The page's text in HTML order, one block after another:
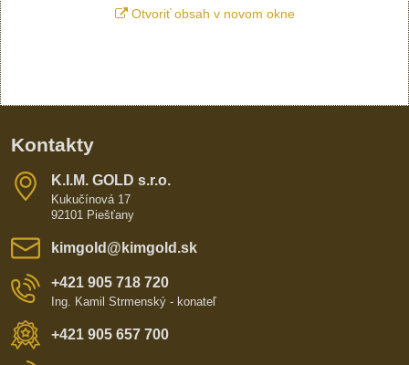
Otvoriť obsah v novom okne
Kontakty
K​​.I​​.M​​. GOLD s​​.r​​.o​​.
Kukučínová 17
92101 Piešťany
kimgold​@kimgold​.sk
+421 905 718 720
Ing. Kamil Strmenský - konateľ
+421 905 657 700